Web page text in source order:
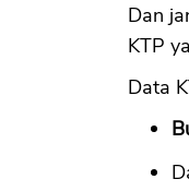
Dan
KTP
Data